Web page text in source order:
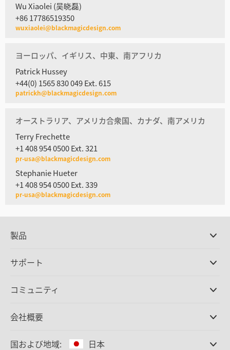
Wu Xiaolei (吴晓磊)
+86 17786519350
wuxiaolei@blackmagicdesign.com
ヨーロッパ、イギリス、中東、南アフリカ
Patrick Hussey
+44(0) 1565 830 049 Ext. 615
patrickh@blackmagicdesign.com
オーストラリア、アメリカ合衆国、カナダ、南アメリカ
Terry Frechette
+1 408 954 0500 Ext. 321
pr-usa@blackmagicdesign.com
Stephanie Hueter
+1 408 954 0500 Ext. 339
pr-usa@blackmagicdesign.com
製品
DaVinci Resolve/Fusion
ATEMプロダクション
ディスクレコーダー
Cintelフィルムスキャニング
サポート
サポートセンター
コミュニティ
会社概要
国および地域: 日本